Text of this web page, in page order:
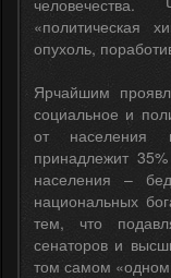
«политическая
опухоль,
Ярчайшим
социальное и
от населения
принадлежит
населения –
национальных
тем, что
сенаторов и
том самом «одном